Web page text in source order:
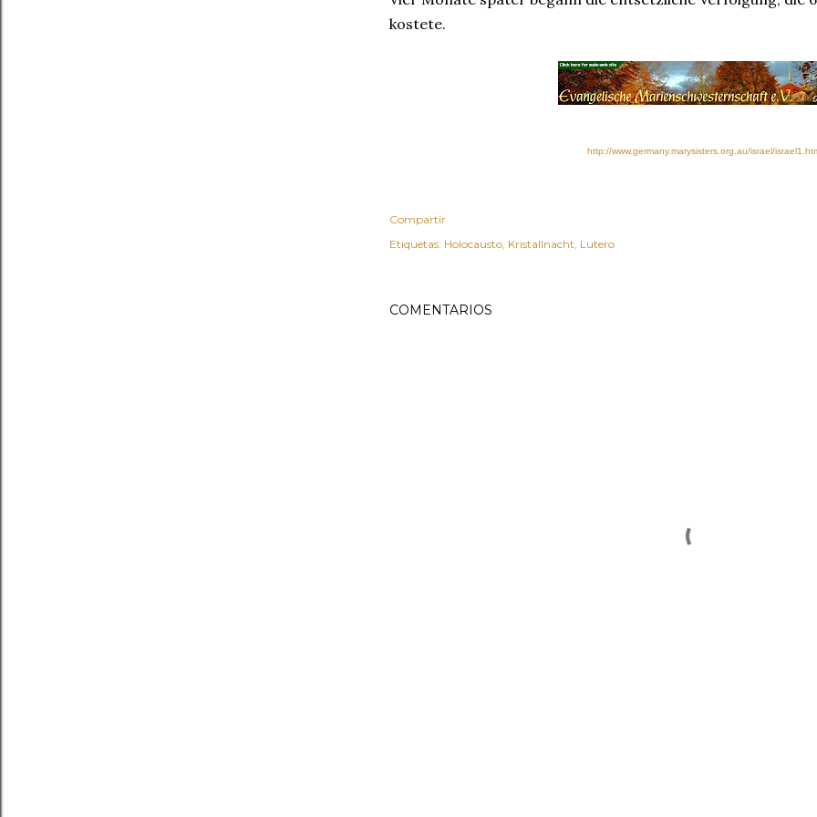
kostete.
http://www.germany.marysisters.org.au/israel/
Compartir
Etiquetas: Holocausto Kristallnacht Lutero
COMENTARIOS